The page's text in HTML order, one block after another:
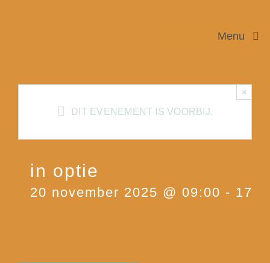
Menu
Meet
Train
DIT EVENEMENT IS VOORBIJ.
×
in optie
20 november 2025 @ 09:00 -